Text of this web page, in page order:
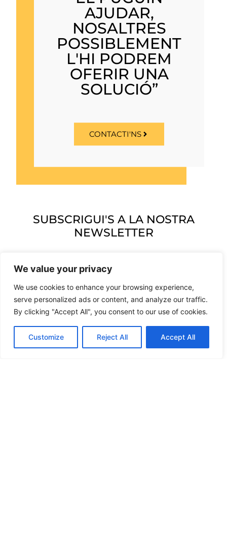
We value your privacy
We use cookies to enhance your browsing experience,
serve personalized ads or content, and analyze our traffic.
By clicking "Accept All", you consent to our use of cookies.
Customize Reject All Accept All
AJUDAR,
NOSALTRES
POSSIBLEMENT
L'HI PODREM
OFERIR UNA
SOLUCIÓ”
CONTACTI'NS
SUBSCRIGUI'S A LA NOSTRA
NEWSLETTER
ENVIAR